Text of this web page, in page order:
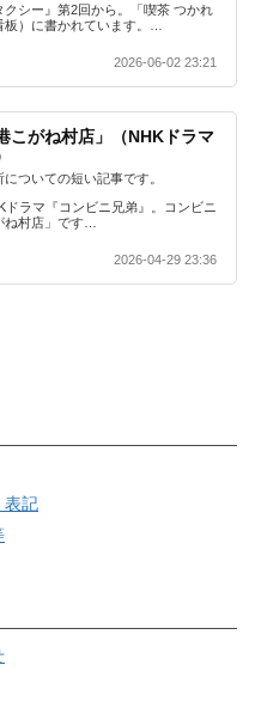
シー』第2回から。「喫茶 つかれ
板）に書かれています。…
2026-06-02 23:21
こがね村店」（NHKドラマ
ついての短い記事です。
ラマ『コンビニ兄弟』。コンビニ
ね村店」です…
2026-04-29 23:36
表記